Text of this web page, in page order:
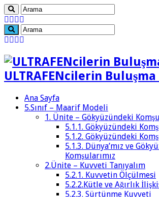
ULTRAFENcilerin Buluşma
Ana Sayfa
5.Sınıf – Maarif Modeli
1. Ünite – Gökyüzündeki
5.1.1. Gökyüzündeki
5.1.2. Gökyüzündeki
5.1.3. Dünya’mız ve
Komşularımız
2.Ünite – Kuvveti Tanıyalım
5.2.1. Kuvvetin Ölçülmesi
5.2.2.Kütle ve Ağırlık
5.2.3. Sürtünme Kuvveti